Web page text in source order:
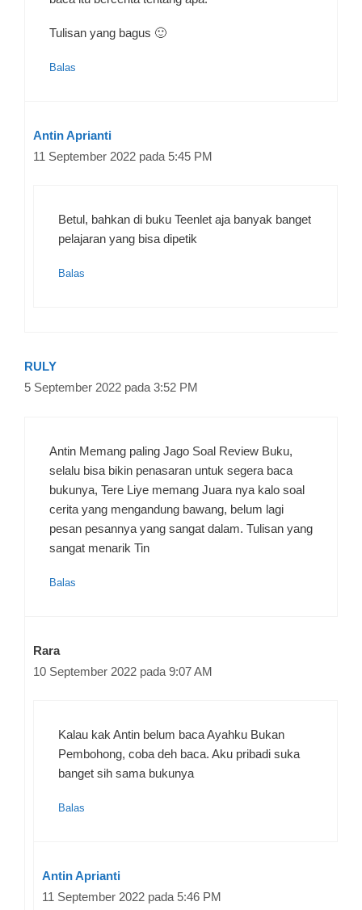
Tulisan yang bagus 🙂
Balas
Antin Aprianti
11 September 2022 pada 5:45 PM
Betul, bahkan di buku Teenlet aja banyak banget
pelajaran yang bisa dipetik
Balas
RULY
5 September 2022 pada 3:52 PM
Antin Memang paling Jago Soal Review Buku,
selalu bisa bikin penasaran untuk segera baca
bukunya, Tere Liye memang Juara nya kalo soal
cerita yang mengandung bawang, belum lagi
pesan pesannya yang sangat dalam. Tulisan yang
sangat menarik Tin
Balas
Rara
10 September 2022 pada 9:07 AM
Kalau kak Antin belum baca Ayahku Bukan
Pembohong, coba deh baca. Aku pribadi suka
banget sih sama bukunya
Balas
Antin Aprianti
11 September 2022 pada 5:46 PM